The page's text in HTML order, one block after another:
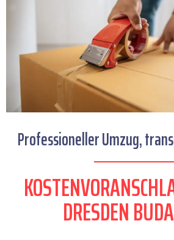
Professioneller Umzug,
DRESDEN